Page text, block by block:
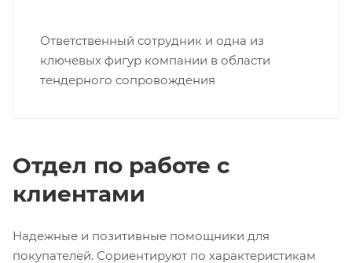
Ответственный сотрудник и одна из
ключевых фигур компании в области
тендерного сопровождения
Отдел по работе с
клиентами
Надежные и позитивные помощники для
покупателей. Сориентируют по характеристикам